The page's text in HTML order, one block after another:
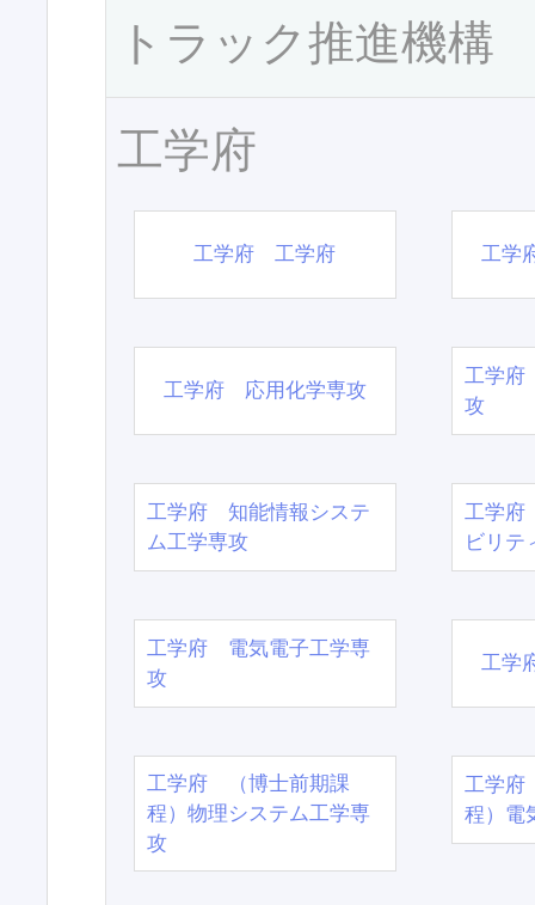
トラック推進機構
工学府
工学府 工学府 工学
工学府 応用化学専攻
工学府
攻
工学府 知能情報システ
ム工学専攻
工学府
ビリテ
工学府 電気電子工学専
攻
工学
工学府 （博士前期課
程）物理システム工学専
攻
工学
程）電